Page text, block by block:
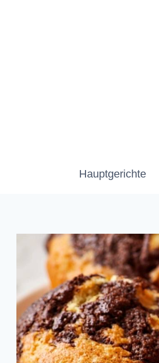
Hauptgerichte